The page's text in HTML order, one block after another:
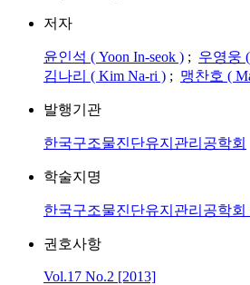
저자
윤인석 ( Yoon In-seok ) ; 우영웅
김나리 ( Kim Na-ri ) ; 맹찬호 (
발행기관
한국구조물진단유지관리공학회
학술지명
한국구조물진단유지관리공학
권호사항
Vol.17 No.2 [2013]